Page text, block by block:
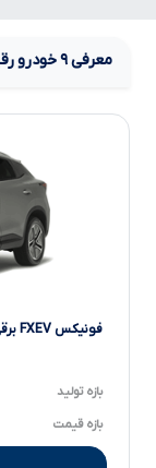
معرفی۹خودرو
فونیکس FXEV برقی ۱۵۰ کیلو وات
بازه تولید
بازه قیمت